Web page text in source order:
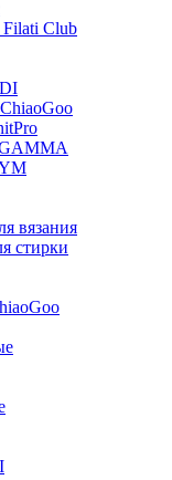
Filati Club
вязания
стирки